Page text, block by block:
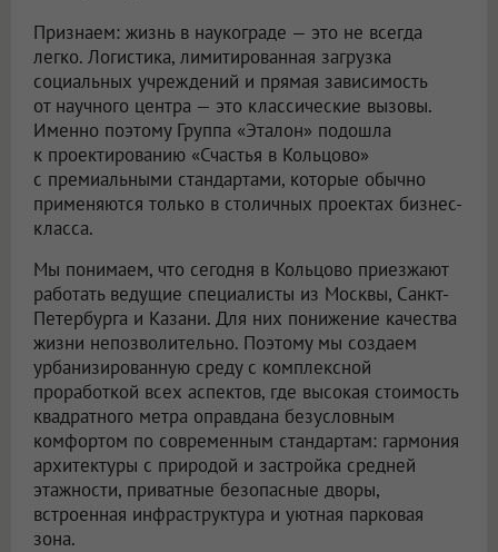
Признаем: жизнь в наукограде — это не всегда
легко. Логистика, лимитированная загрузка
социальных учреждений и прямая зависимость
от научного центра — это классические вызовы.
Именно поэтому Группа «Эталон» подошла
к проектированию «Счастья в Кольцово»
с премиальными стандартами, которые обычно
применяются только в столичных проектах бизнес-
класса.
Мы понимаем, что сегодня в Кольцово приезжают
работать ведущие специалисты из Москвы, Санкт-
Петербурга и Казани. Для них понижение качества
жизни непозволительно. Поэтому мы создаем
урбанизированную среду с комплексной
проработкой всех аспектов, где высокая стоимость
квадратного метра оправдана безусловным
комфортом по современным стандартам: гармония
архитектуры с природой и застройка средней
этажности, приватные безопасные дворы,
встроенная инфраструктура и уютная парковая
зона.